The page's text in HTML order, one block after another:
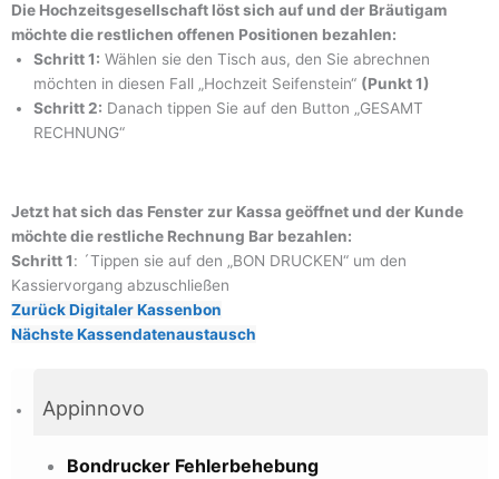
Appinnovo
Bondrucker Fehlerbehebung
Die Hochzeitsgesellschaft löst sich auf und der Bräutigam
möchte die restlichen offenen Positionen bezahlen:
Schritt 1: Wählen sie den Tisch aus, den Sie abrechnen
möchten in diesen Fall „Hochzeit Seifenstein“ (Punkt 1)
Schritt 2: Danach tippen Sie auf den Button „GESAMT
RECHNUNG“
Jetzt hat sich das Fenster zur Kassa geöffnet und der Kunde
möchte die restliche Rechnung Bar bezahlen:
Schritt 1: ´Tippen sie auf den „BON DRUCKEN“ um den
Kassiervorgang abzuschließen
ZurückDigitaler Kassenbon
NächsteKassendatenaustausch